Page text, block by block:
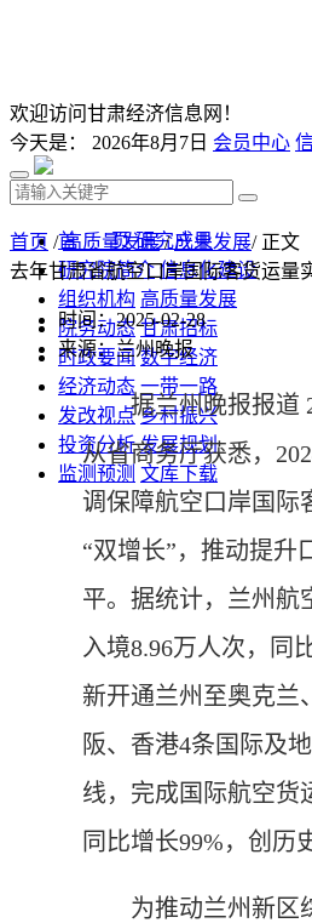
欢迎访问甘肃经济信息网！
今天是： 2026年8月7日 会员中心
首 页 研究成果
研究院简介 信息化建设
组织机构 高质量发展
院务动态 甘肃招标
时政要闻 数字经济
经济动态 一带一路
发改视点 乡村振兴
投资分析 发展规划
监测预测 文库下载
首页 /高质量发展/产业发展/ 正文
去年甘肃省航空口岸国际客货运量
时间：2025-02-28
来源：兰州晚报
据兰州晚报报道
从省商务厅获悉，
调保障航空口岸国际
“双增长”，推动提升
平。据统计，兰州航
入境8.96万人次，同
新开通兰州至奥克兰
阪、香港4条国际及
线，完成国际航空货
同比增长99%，创历
为推动兰州新区